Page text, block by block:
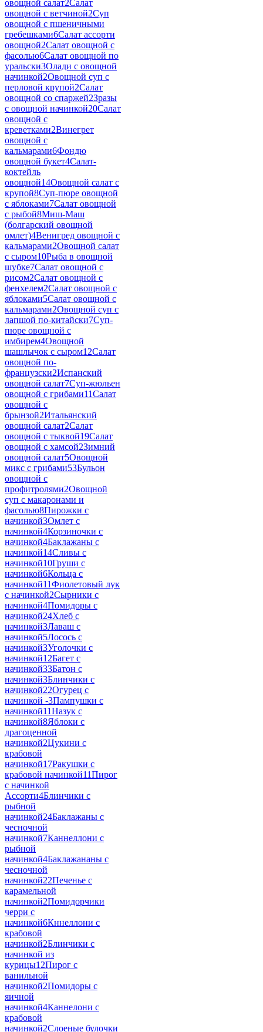
овощной салат2Салат
овощной с ветчиной2Суп
овощной с пшеничными
гребешками6Салат ассорти
овощной2Салат овощной с
фасолью6Салат овощной по
уральски3Олади с овощной
начинкой2Овощной суп с
перловой крупой2Салат
овощной со спаржей2Зразы
с овощной начинкой20Салат
овощной с
креветками2Винегрет
овощной с
кальмарами6Фондю
овощной букет4Салат-
коктейль
овощной14Овощной салат с
крупой8Суп-пюре овощной
с яблоками7Салат овощной
с рыбой8Миш-Маш
(болгарский овощной
омлет)4Венигред овощной с
кальмарами2Овощной салат
с сыром10Рыба в овощной
шубке7Салат овощной с
рисом2Салат овощной с
фенхелем2Салат овощной с
яблоками5Салат овощной с
кальмарами2Овощной суп с
лапшой по-китайски7Суп-
пюре овощной с
имбирем4Овощной
шашлычок с сыром12Салат
овощной по-
французски2Испанский
овощной салат7Суп-жюльен
овощной с грибами11Салат
овощной с
брынзой2Итальянский
овощной салат2Салат
овощной с тыквой19Салат
овощной с хамсой2Зимний
овощной салат5Овощной
микс с грибами53Бульон
овощной с
профитролями2Овощной
суп с макаронами и
фасолью8Пирожки с
начинкой3Омлет с
начинкой4Корзиночки с
начинкой4Баклажаны с
начинкой14Сливы с
начинкой10Груши с
начинкой6Кольца с
начинкой11Фиолетовый лук
с начинкой2Сырники с
начинкой4Помидоры с
начинкой24Хлеб с
начинкой3Лаваш с
начинкой5Лосось с
начинкой3Уголочки с
начинкой12Багет с
начинкой33Батон с
начинкой3Блинчики с
начинкой22Огурец с
начинкой -3Пампушки с
начинкой11Назук с
начинкой8Яблоки с
драгоценной
начинкой2Цукини с
крабовой
начинкой17Ракушки с
крабовой начинкой11Пирог
с начинкой
Ассорти4Блинчики с
рыбной
начинкой24Баклажаны с
чесночной
начинкой7Каннеллони с
рыбной
начинкой4Баклажананы с
чесночной
начинкой22Печенье с
карамельной
начинкой2Помидорчики
черри с
начинкой6Кннеллони с
крабовой
начинкой2Блинчики с
начинкой из
курицы12Пирог с
ванильной
начинкой2Помидоры с
яичной
начинкой4Каннелони с
крабовой
начинкой2Слоеные булочки